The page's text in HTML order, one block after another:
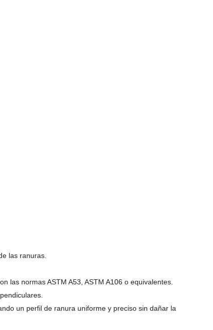
las ranuras.
las normas ASTM A53, ASTM A106 o equivalentes.
un perfil de ranura uniforme y preciso sin dañar la